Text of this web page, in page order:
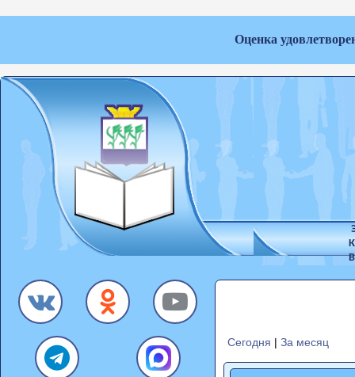
Оценка
Сегодня | За месяц